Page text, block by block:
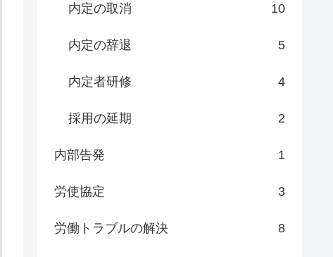
内定の取消 10
内定の辞退 5
内定者研修 4
採用の延期 2
内部告発 1
労使協定 3
労働トラブルの解決 8